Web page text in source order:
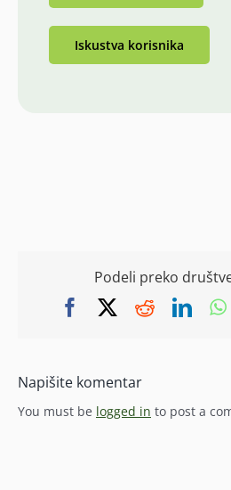
Iskustva korisnika
Podeli preko
FacebookReddit
Napišite komentar
You must be logged in to post a